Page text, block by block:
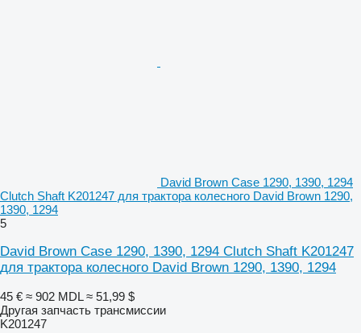
David Brown Case 1290, 1390, 1294
Clutch Shaft K201247 для трактора колесного David Brown 1290,
1390, 1294
5
David Brown Case 1290, 1390, 1294 Clutch Shaft K201247
для трактора колесного David Brown 1290, 1390, 1294
45 € ≈ 902 MDL ≈ 51,99 $
Другая запчасть трансмиссии
K201247